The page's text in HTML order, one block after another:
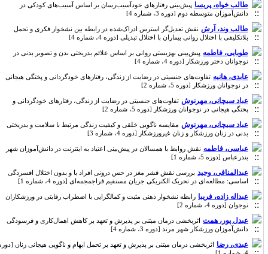
طالب خواه، پریسا پیش‌بینی رفتارهای خودآسیب‌رسان بر اساس آسیب‌های کودکی در
دانش‌آموزان متوسطه دوم [دوره 3، شماره 4]
طالب وند، آرش نقش تعدیل‌گر استرس ادراک‌شده در رابطه بین نشخوار فکری و تحمل
بلاتکلیفی با اختلال روانی بیماران با اختلال تبدیلی [دوره 4، شماره 4]
طوبایی، فاطمه پیش‌بینی بهزیستی روانی بر اساس علائم بدریختی بدن و تصویر بدنی در
نوجوانان دختر ورزشکار [دوره 4، شماره 4]
عابدی، هانیه تفاوت‌های جنسیتی در رضایت از زندگی، رفتارهای خودگردانی و پختگی هیجانی
در نوجوانان ورزشکار [دوره 5، شماره 2]
عباد سیچانی، مهرنوش تفاوت‌های جنسیتی در رضایت از زندگی، رفتارهای خودگردانی و
پختگی هیجانی در نوجوانان ورزشکار [دوره 5، شماره 2]
عباد سیچانی، مهرنوش مقایسه ناگویی خلقی و کیفیت زندگی مرتبط با سلامت و بدریختی
بدنی در زنان ورزشکار و زنان غیرورزشکار [دوره 4، شماره 3]
عباسی، فاطمه نقش روابط با همسالان در پیش‌بینی اعتیاد به اینترنت در دانش‌آموزان شهر
بندرعباس [دوره 5، شماره 1]
عبدالمنافی، وحید بررسی نقش قشر مغز در حس درونی افراد با و بدون اختلال افسردگی
اساسی: مطالعه‌ای در تحریک الکتریکی جریان مستقیم فراجمجمه‌ای [دوره 4، شماره 1]
عبداله زاده، فریبا رابطه نشخوار ذهنی مثبت و کمالگرایی با اضطراب رقابتی در ورزشکاران
نوجوان [دوره 4، شماره 2]
عبدل پور، همت اثربخشی درمان مبتنی بر پذیرش و تعهد بر کاهش اهمال‌کاری و فرسودگی
دانش‌آموزان ورزشکار شهر مرند [دوره 3، شماره 4]
عبدی، رضا اثربخشی درمان مبتنی بر پذیرش و تعهد بر تحمل ابهام و ناگویی هیجانی زنان [دوره